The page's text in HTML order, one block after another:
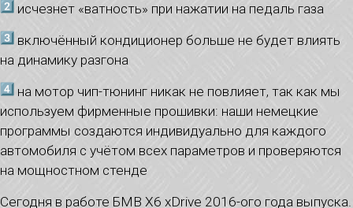
исчезнет «ватность» при нажатии на педаль газа
включённый кондиционер больше не будет влиять
на динамику разгона
на мотор чип-тюнинг никак не повлияет, так как мы
используем фирменные прошивки: наши немецкие
программы создаются индивидуально для каждого
автомобиля с учётом всех параметров и проверяются
на мощностном стенде
Сегодня в работе БМВ Х6 xDrive 2016-ого года выпуска.